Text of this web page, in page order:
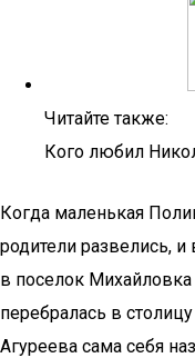
Читайте также:
Кого любил
Когда маленькая
родители развелись,
в поселок Михайловка
перебралась в
Агуреева сама себя